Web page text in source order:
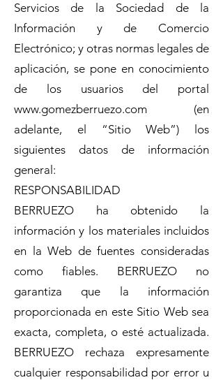
Servicios de la Sociedad de la
Información y de Comercio
Electrónico; y otras normas legales de
aplicación, se pone en conocimiento
de los usuarios del portal
www.gomezberruezo.com (en
adelante, el “Sitio Web”) los
siguientes datos de información
general:
RESPONSABILIDAD
BERRUEZO ha obtenido la
información y los materiales incluidos
en la Web de fuentes consideradas
como fiables. BERRUEZO no
garantiza que la información
proporcionada en este Sitio Web sea
exacta, completa, o esté actualizada.
BERRUEZO rechaza expresamente
cualquier responsabilidad por error u